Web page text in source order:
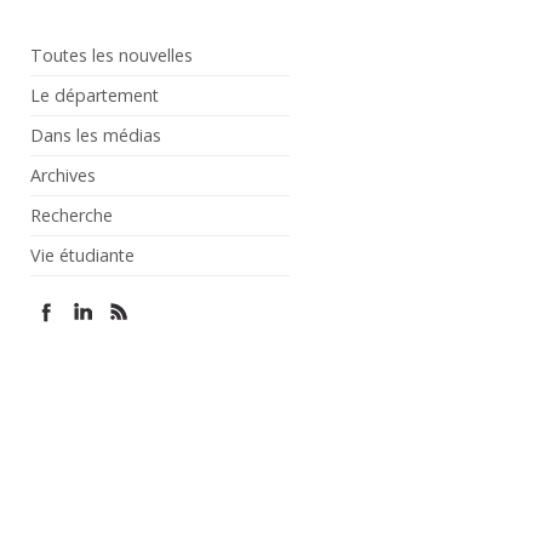
Toutes les nouvelles
Le département
Dans les médias
Archives
Recherche
Vie étudiante